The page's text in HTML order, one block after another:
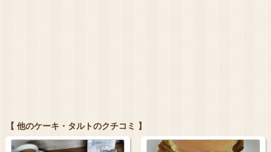
【 他のケーキ・タルトのクチコミ 】